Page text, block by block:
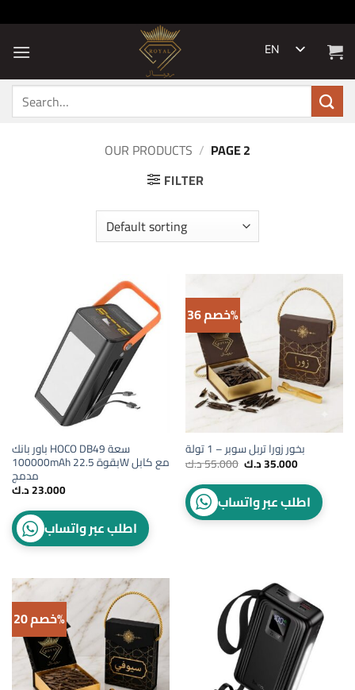
to
content
EN
Search
for:
OUR PRODUCTS / PAGE 2
FILTER
باور بانك HOCO DB49 سعة
100000mAh بقوة 22.5W مع كابل
مدمج
23.000د.ك
اطلب عبر واتساب
خصم 36%
بخور زورا تربل سوبر – 1 تولة
55.000د.ك Original
price
was: 55.000 د.ك.
35.000د.ك Current
price
is:
اطلب عبر واتساب
خصم 20%